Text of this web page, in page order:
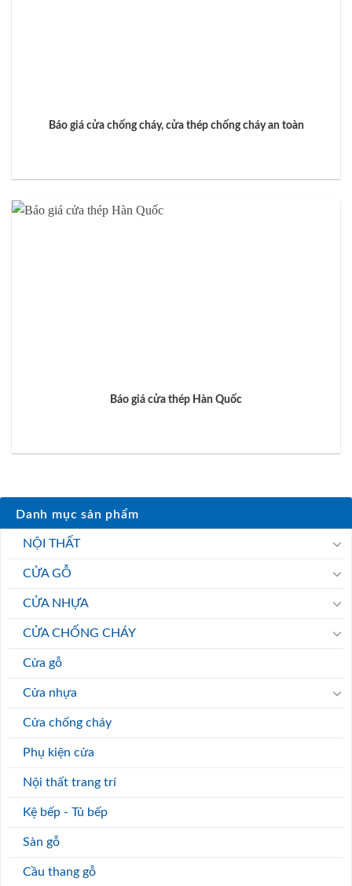
Báo giá cửa chống cháy, cửa thép chống cháy an toàn
Báo giá cửa thép Hàn Quốc
Danh mục sản phẩm
NỘI THẤT
CỬA GỖ
CỬA NHỰA
CỬA CHỐNG CHÁY
Cửa gỗ
Cửa nhựa
Cửa chống cháy
Phụ kiện cửa
Nội thất trang trí
Kệ bếp - Tủ bếp
Sàn gỗ
Cầu thang gỗ